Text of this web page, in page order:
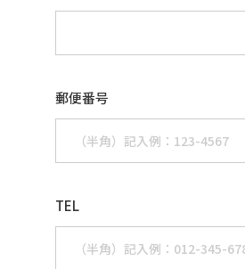
郵便番号
TEL